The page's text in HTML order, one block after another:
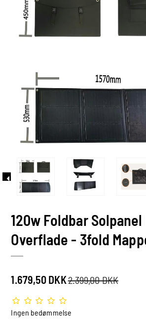
120w Foldbar
Overflade - 3fold
1.679,50 DKK2.399,00 DKK
Ingen bedømmelse